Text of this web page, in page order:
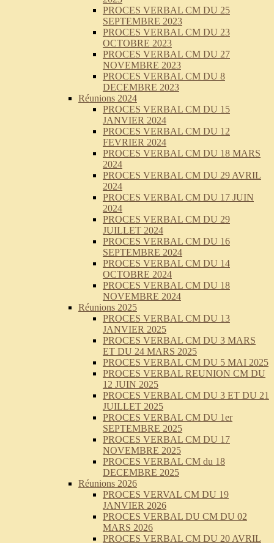
PROCES VERBAL CM DU 25
SEPTEMBRE 2023
PROCES VERBAL CM DU 23
OCTOBRE 2023
PROCES VERBAL CM DU 27
NOVEMBRE 2023
PROCES VERBAL CM DU 8
DECEMBRE 2023
Réunions 2024
PROCES VERBAL CM DU 15
JANVIER 2024
PROCES VERBAL CM DU 12
FEVRIER 2024
PROCES VERBAL CM DU 18 MARS
2024
PROCES VERBAL CM DU 29 AVRIL
2024
PROCES VERBAL CM DU 17 JUIN
2024
PROCES VERBAL CM DU 29
JUILLET 2024
PROCES VERBAL CM DU 16
SEPTEMBRE 2024
PROCES VERBAL CM DU 14
OCTOBRE 2024
PROCES VERBAL CM DU 18
NOVEMBRE 2024
Réunions 2025
PROCES VERBAL CM DU 13
JANVIER 2025
PROCES VERBAL CM DU 3 MARS
ET DU 24 MARS 2025
PROCES VERBAL CM DU 5 MAI 2025
PROCES VERBAL REUNION CM DU
12 JUIN 2025
PROCES VERBAL CM DU 3 ET DU 21
JUILLET 2025
PROCES VERBAL CM DU 1er
SEPTEMBRE 2025
PROCES VERBAL CM DU 17
NOVEMBRE 2025
PROCES VERBAL CM du 18
DECEMBRE 2025
Réunions 2026
PROCES VERVAL CM DU 19
JANVIER 2026
PROCES VERBAL DU CM DU 02
MARS 2026
PROCES VERBAL CM DU 20 AVRIL